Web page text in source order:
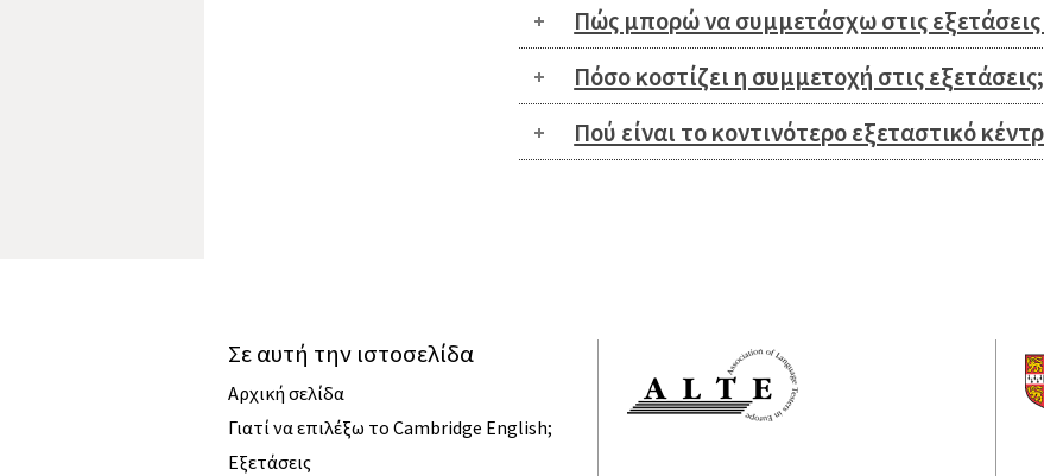
Πώς μπορώ να συμμετάσχω στις
Πόσο κοστίζει η συμμετοχή στις εξετάσεις;
Πού είναι το κοντινότερο εξεταστικό
Σε αυτή την ιστοσελίδα
Αρχική σελίδα
Γιατί να επιλέξω το Cambridge English;
Εξετάσεις